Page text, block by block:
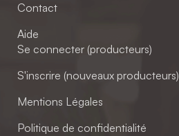
Contact
Aide
Se connecter (producteurs)
S'inscrire (nouveaux producteurs)
Mentions Légales
Politique de confidentialité